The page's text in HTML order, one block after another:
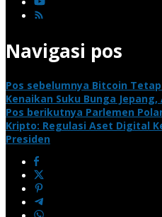
Navigasi pos
Pos sebelumnya Bitcoin
Kenaikan Suku Bunga
Pos berikutnya Parlemen
Kripto: Regulasi Aset Digital
Presiden